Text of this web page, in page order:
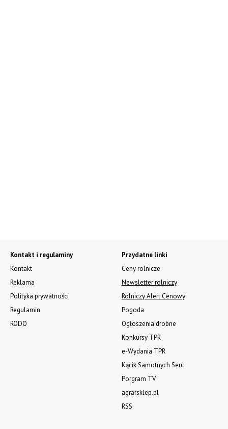
Kontakt i regulaminy
Kontakt
Reklama
Polityka prywatności
Regulamin
RODO
Przydatne linki
Ceny rolnicze
Newsletter rolniczy
Rolniczy Alert Cenowy
Pogoda
Ogłoszenia drobne
Konkursy TPR
e-Wydania TPR
Kącik Samotnych Serc
Porgram TV
agrarsklep.pl
RSS